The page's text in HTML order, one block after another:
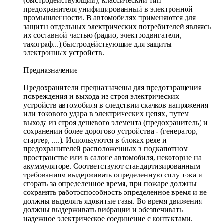
предохранителя унифицированный в электронной
промышленности. В автомобилях применяются для
защиты отдельных электрических потребителей являясь
их составной частью (радио, электродвигатели,
тахограф...),быстродействующие для защиты
электронных устройств.
Предназначение
Предохранители предназначены для предотвращения
повреждения и выхода из строя электрических
устройств автомобиля в следствии скачков напряжения
или токового удара в электрических цепях, путем
выхода из строя дешевого элемента (предохранитель) и
сохранении более дорогово устройства - (генератор,
стартер, ....). Используются в блоках реле и
предохранителей расположенных в подкапотном
пространстве или в салоне автомобиля, некоторые на
акуммуляторе. Соответствуют стандартизированным
требованиям выдерживать определенную силу тока и
сгорать за определенное время, при пожаре должны
сохранять работоспособность определенное время и не
должны выделять ядовитые газы. Во время движения
должны выдерживать вибрации и обезпечивать
надежное электрическое соединение с контактами.